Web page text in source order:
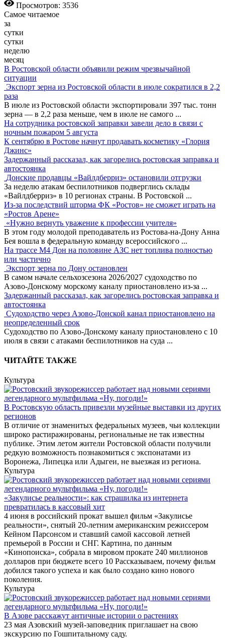
Просмотров: 3536
Самое читаемое
за
сутки
сутки
неделю
месяц
В Ростовской области объявили режим чрезвычайной
ситуации
Экспорт зерна из Ростовской области в июле сократился в 2,2
раза
В июле из Ростовской области экспортировали 397 тыс. тонн
зерна — в 2,2 раза меньше, чем в июле не самого ...
На сотрудника ростовской заправки завели дело в связи с
ночным пожаром 5 августа
К сентябрю в Ростове начнут продавать косметику «Глория
Джинс»
Задержанный рассказал, как загорелись ростовская заправка и
автостоянка
Донские продавцы «Вайлдберриз» остановили отгрузки
За неделю атакам беспилотников подверглись склады
«Вайлдберриз» в 10 регионах страны. В Ростовской ...
Из-за последствий шторма ФК «Ростов» не сможет играть на
«Ростов Арене»
«Нужно вернуть уважение к профессии учителя»
В этом году молодой преподаватель из Ростова-на-Дону Анна
Бея вошла в федеральную команду всероссийского ...
На трассе М4 Дон на половине АЗС нет топлива полностью
или частично
Экспорт зерна по Дону остановлен
В самом начале сельхозсезона 2026/2027 судоходство по
Азово-Донскому морскому каналу приостановлено из-за ...
Задержанный рассказал, как загорелись ростовская заправка и
автостоянка
Судоходство через Азово-Донской канал приостановлено на
неопределенный срок
Судоходство по Азово-Донскому каналу приостановлено с 10
июля в связи с атаками беспилотников на суда ...
ЧИТАЙТЕ ТАКЖЕ
Культура
В Ростовскую область привезли музейные выставки из других
регионов
В отличие от знаменитых федеральных музеев, чьи коллекции
широко растиражированы, региональные не так известны
публике. Этим летом жители Ростовской области получили
редкую возможность познакомиться с экспонатами из
Воронежа, Липецка или Адыгеи, не выезжая из региона.
Культура
«Закулисье реальности»: как страшилка из интернета
превратилась в кассовый хит
4 июня в российский прокат вышел фильм «Закулисье
реальности», снятый 20-летним американским режиссером
Кейном Парсонсом и ставший самой кассовой летней
премьерой в России и СНГ. Картина, по данным
«Кинопоиска», собрала в мировом прокате 240 миллионов
долларов при бюджете всего 10 Рассказываем, почему фильм
добился такого успеха и как было создано кино нового
поколения.
Культура
В Азове расскажут античные истории о растениях
23 мая Азовский музей-заповедник приглашает на свою
экскурсию по Гошпитальному саду.